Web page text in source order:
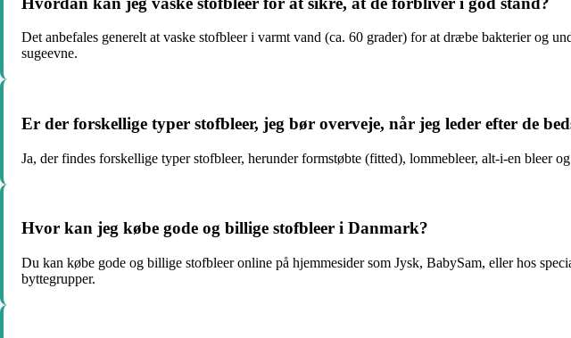
Det anbefales generelt at vaske stofbleer i varmt vand (ca. 60 grader) for at dræbe bakterier og
sugeevne.
Er der forskellige typer stofbleer, jeg bør overveje, når jeg leder efter de
Ja, der findes forskellige typer stofbleer, herunder formstøbte (fitted), lommebleer, alt-i-en bleer
Hvor kan jeg købe gode og billige stofbleer i Danmark?
Du kan købe gode og billige stofbleer online på hjemmesider som Jysk, BabySam, eller hos
byttegrupper.